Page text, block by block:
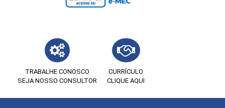
TRABALHE CONOSCO
SEJA NOSSO CONSULTOR
CURRÍCULO
CLIQUE AQUI